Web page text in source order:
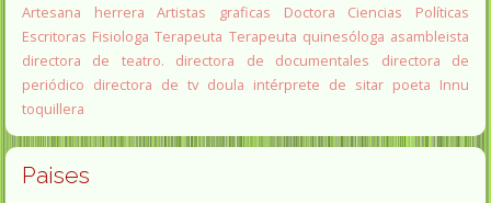
Artesana herrera
Artistas graficas
Doctora Ciencias Políticas
Escritoras Fisiologa Terapeuta Terapeuta quinesóloga asambleista
directora de teatro.
directora de documentales
directora de
periódico directora de tv doula intérprete de sitar poeta Innu
toquillera
Paises